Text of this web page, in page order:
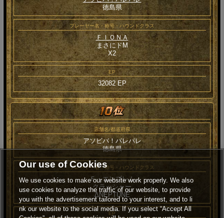
徳島県
プレーヤー名・称号・ハウンドクラス
ＦＩＯＮＡ
まさにドM
Χ2
EP
32082 EP
店舗名/都道府県
アソビバ！パレパレ
徳島県
プレーヤー名・称号・ハウンドクラス
Ｆ・エンブレム
クラッシャー
ΔNEPTUNE
EP
Our use of Cookies
We use cookies to make our website work properly. We also
use cookies to analyze the traffic of our website, to provide
you with the advertisement tailored to your interest, and to li
nk our website to the social media. If you select “Accept All